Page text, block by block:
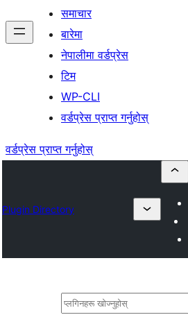
समाचार
बारेमा
नेपालीमा वर्डप्रेस
टिम
WP-CLI
वर्डप्रेस प्राप्त गर्नुहोस्
वर्डप्रेस प्राप्त गर्नुहोस्
Plugin Directory
खोज्नुहोस्